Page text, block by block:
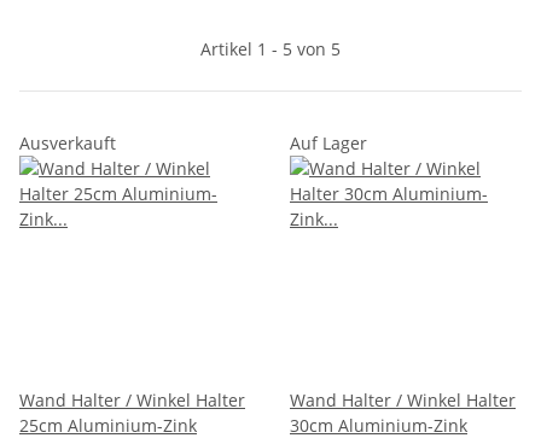
Artikel 1 - 5 von 5
Ausverkauft
Wand Halter / Winkel Halter
25cm Aluminium-Zink
Auf Lager
Wand Halter / Winkel Halter
30cm Aluminium-Zink